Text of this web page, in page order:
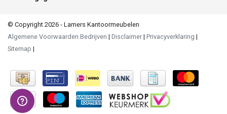
© Copyright 2026 - Lamers Kantoormeubelen
Algemene Voorwaarden Bedrijven | Disclaimer | Privacyverklaring |
Sitemap |